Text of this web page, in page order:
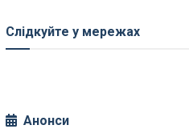
Слідкуйте у мережах
Анонси